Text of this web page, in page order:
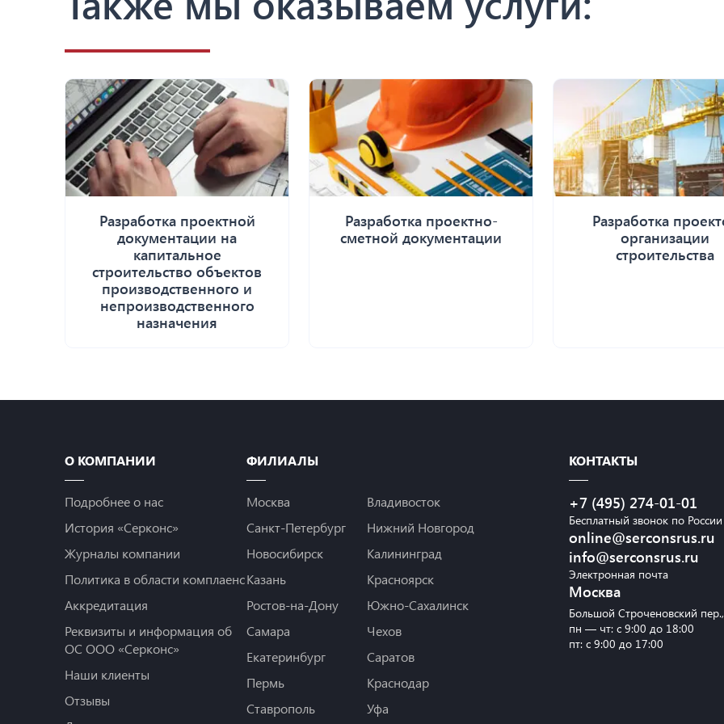
Разработка проектной
документации на
капитальное
строительство объектов
производственного и
непроизводственного
назначения
Разработка проектно-
сметной документации
Разработка
организации
строительства
О КОМПАНИИ
Подробнее о нас
История «Серконс»
Журналы компании
Политика в области комплаенс
Аккредитация
Реквизиты и информация об
ОС ООО «Серконс»
Наши клиенты
Отзывы
ФИЛИАЛЫ
Москва
Санкт-Петербург
Новосибирск
Казань
Ростов-на-Дону
Самара
Екатеринбург
Пермь
Ставрополь
Владивосток
Нижний Новгород
Калининград
Красноярск
Южно-Сахалинск
Чехов
Саратов
Краснодар
Уфа
КОНТАКТЫ
+7 (495) 274-01-01
Бесплатный звонок по России
online@serconsrus.ru
info@serconsrus.ru
Электронная почта
Москва
Большой Строченовский
пн — чт: с 9:00 до 18:00
пт: с 9:00 до 17:00